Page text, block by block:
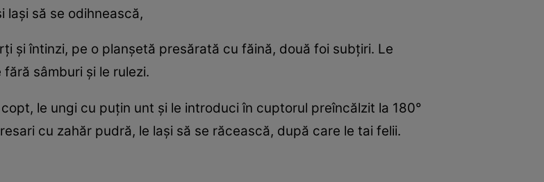
să se odihnească,
şi întinzi, pe o planşetă presărată cu făină, două foi subţiri. Le
sâmburi şi le rulezi.
le ungi cu puţin unt şi le introduci în cuptorul preîncălzit la 180°
cu zahăr pudră, le laşi să se răcească, după care le tai felii.